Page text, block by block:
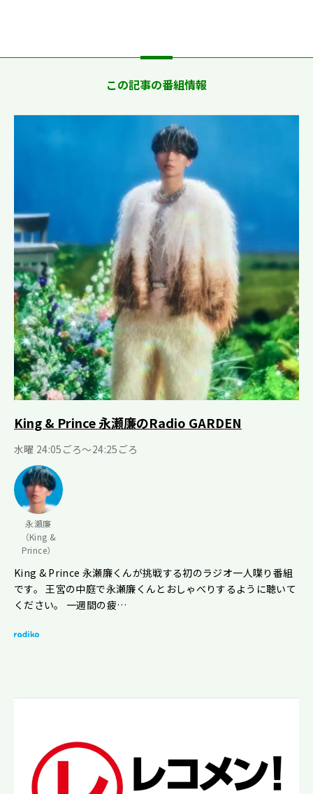
この記事の番組情報
King & Prince 永瀬廉のRadio GARDEN
水曜 24:05ごろ～24:25ごろ
永瀬廉
（King &
Prince）
King & Prince 永瀬廉くんが挑戦する初のラジオ一人喋り番組
です。 王宮の中庭で永瀬廉くんとおしゃべりするように聴いて
ください。 一週間の疲…